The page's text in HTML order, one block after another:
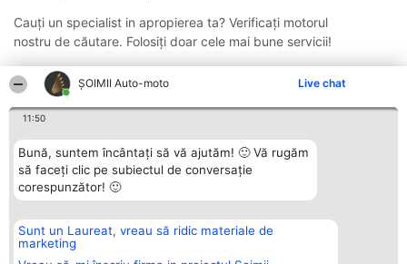
ȘOIMII Auto-moto Live chat
11:50
Bună, suntem încântați să vă ajutăm! 🙂 Vă rugăm
să faceți clic pe subiectul de conversație
corespunzător! 🙂
Sunt un Laureat, vreau să ridic materiale de
marketing
Cauți un specialist in apropierea ta? Verificați motorul
nostru de căutare. Folosiți doar cele mai bune servicii!
Organizator Ranking
BRIGHT SOLUTIONS BR SRL
Aleea Timisul De Sus 2 Bl. A30
Plebiscyt
Lista Tuturor
Contact